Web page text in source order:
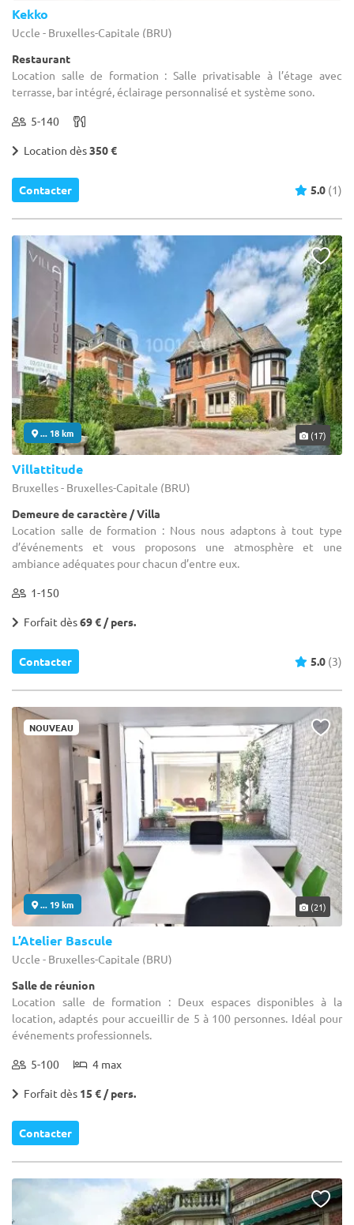
Kekko
Uccle - Bruxelles-Capitale (BRU)
Restaurant
Location salle de formation : Salle privatisable à l’étage avec
terrasse, bar intégré, éclairage personnalisé et système sono.
5-140
Location dès350 €
Contacter 5.0 (1)
... 18 km (17)
Villattitude
Bruxelles - Bruxelles-Capitale (BRU)
Demeure de caractère / Villa
Location salle de formation : Nous nous adaptons à tout type
d’événements et vous proposons une atmosphère et une
ambiance adéquates pour chacun d’entre eux.
1-150
Forfait dès69 € / pers.
Contacter 5.0 (3)
NOUVEAU
... 19 km (21)
L’Atelier Bascule
Uccle - Bruxelles-Capitale (BRU)
Salle de réunion
Location salle de formation : Deux espaces disponibles à la
location, adaptés pour accueillir de 5 à 100 personnes. Idéal pour
événements professionnels.
5-100 4 max
Forfait dès 15 € / pers.
Contacter